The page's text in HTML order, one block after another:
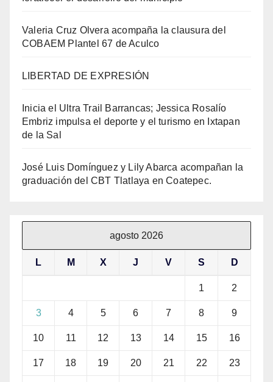
Valeria Cruz Olvera acompaña la clausura del
COBAEM Plantel 67 de Aculco
LIBERTAD DE EXPRESIÓN
Inicia el Ultra Trail Barrancas; Jessica Rosalío
Embriz impulsa el deporte y el turismo en Ixtapan
de la Sal
José Luis Domínguez y Lily Abarca acompañan la
graduación del CBT Tlatlaya en Coatepec.
agosto 2026
L M X J V S D
1 2
3 4 5 6 7 8 9
10 11 12 13 14 15 16
17 18 19 20 21 22 23